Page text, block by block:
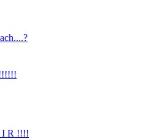
I R !!!!